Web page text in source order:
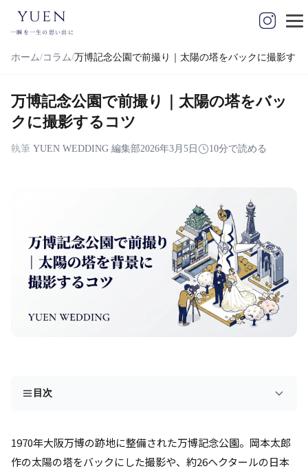
yuen
一瞬を一生の思い出に
ホーム コラム 万博記念公園で前撮り｜太陽の塔をバックに撮影する
万博記念公園で前撮り｜太陽の塔をバッ
クに撮影するコツ
執筆 YUEN WEDDING 編集部2026年3月5日 10分で読める
目次
1970年大阪万博の跡地に整備された万博記念公園。岡本太郎
作の太陽の塔をバックにした撮影や、約26ヘクタールの日本